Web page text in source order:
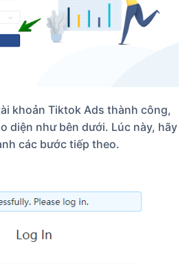
khoản Tiktok Ads thành công,
diện như bên dưới. Lúc này, hãy
các bước tiếp theo.